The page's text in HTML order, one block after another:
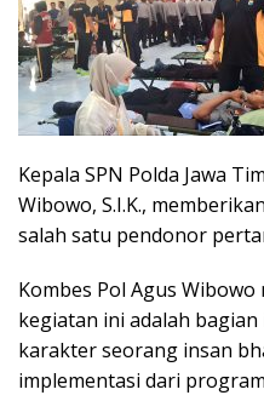
Kepala SPN Polda Jawa
Wibowo, S.I.K.,
salah satu pendonor
Kombes Pol Agus
kegiatan ini adalah
karakter seorang insan
implementasi dari